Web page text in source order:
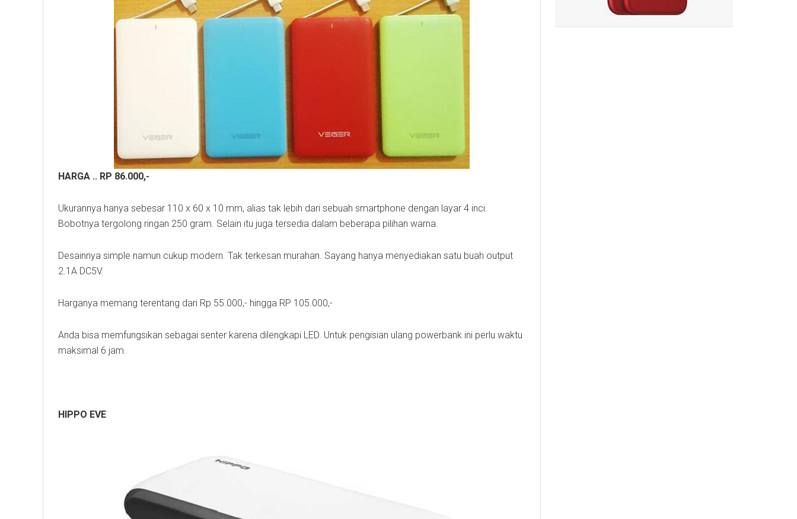
HARGA .. RP 86.000,-
Ukurannya hanya sebesar 110 x 60 x 10 mm, alias tak lebih dari sebuah smartphone dengan layar 4 inci.
Bobotnya tergolong ringan 250 gram. Selain itu juga tersedia dalam beberapa pilihan warna.
Desainnya simple namun cukup modern. Tak terkesan murahan. Sayang hanya menyediakan satu buah output
2.1A DC5V.
Harganya memang terentang dari Rp 55.000,- hingga RP 105.000,-
Anda bisa memfungsikan sebagai senter karena dilengkapi LED. Untuk pengisian ulang powerbank ini perlu waktu
maksimal 6 jam.
HIPPO EVE